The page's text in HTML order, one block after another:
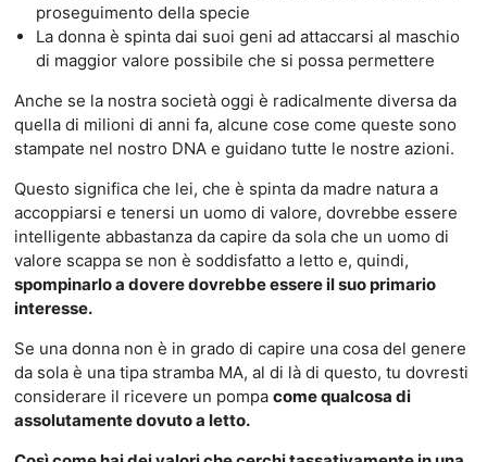
proseguimento della specie
La donna è spinta dai suoi geni ad attaccarsi al maschio
di maggior valore possibile che si possa permettere
Anche se la nostra società oggi è radicalmente diversa da
quella di milioni di anni fa, alcune cose come queste sono
stampate nel nostro DNA e guidano tutte le nostre azioni.
Questo significa che lei, che è spinta da madre natura a
accoppiarsi e tenersi un uomo di valore, dovrebbe essere
intelligente abbastanza da capire da sola che un uomo di
valore scappa se non è soddisfatto a letto e, quindi,
spompinarlo a dovere dovrebbe essere il suo primario
interesse.
Se una donna non è in grado di capire una cosa del genere
da sola è una tipa stramba MA, al di là di questo, tu dovresti
considerare il ricevere un pompa come qualcosa di
assolutamente dovuto a letto.